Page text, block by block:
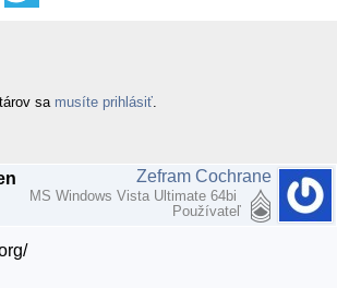
sa musíte prihlásiť
Zefram Cochrane
MS Windows Vista Ultimate 64bi
Používateľ